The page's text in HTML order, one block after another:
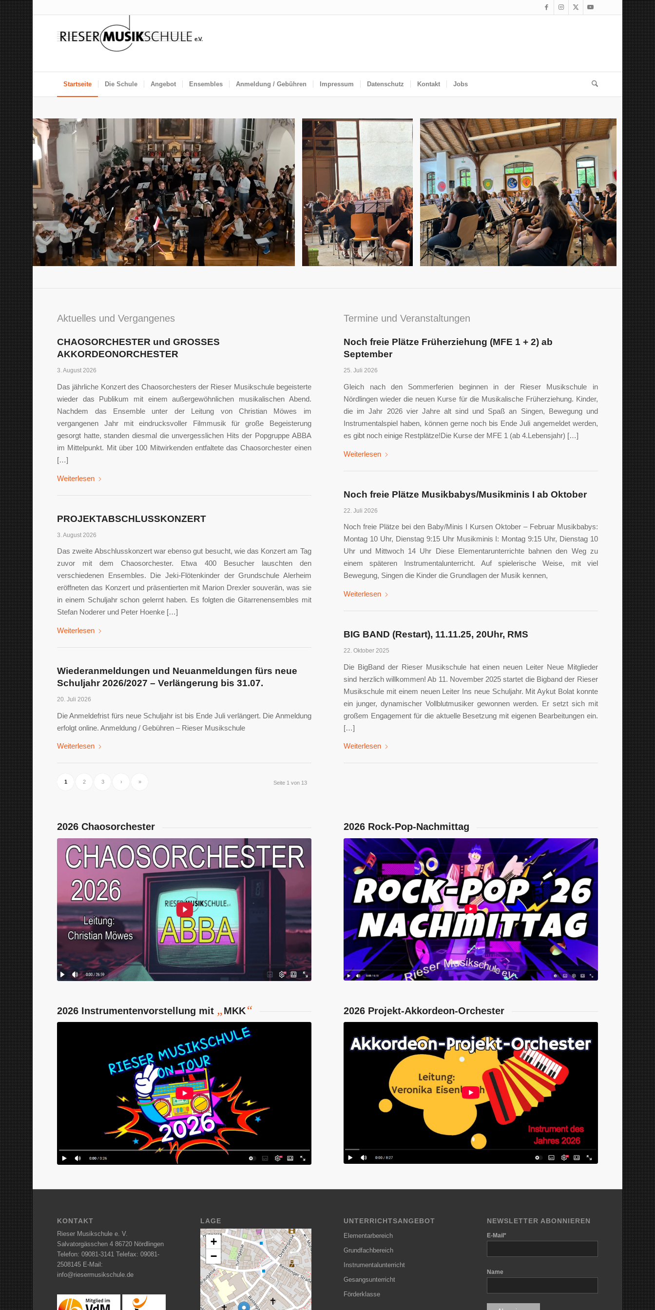
Startseite Die Schule Angebot Ensembles Anmeldung / Gebühren Impressum Datenschutz Kontakt Jobs
Aktuelles und Vergangenes
CHAOSORCHESTER und GROSSES
AKKORDEONORCHESTER
3. August 2026
Das jährliche Konzert des Chaosorchesters der Rieser Musikschule begeisterte
wieder das Publikum mit einem außergewöhnlichen musikalischen Abend.
Nachdem das Ensemble unter der Leitung von Christian Möwes im
vergangenen Jahr mit eindrucksvoller Filmmusik für große Begeisterung
gesorgt hatte, standen diesmal die unvergesslichen Hits der Popgruppe ABBA
im Mittelpunkt. Mit über 100 Mitwirkenden entfaltete das Chaosorchester einen
[…]
Weiterlesen
PROJEKTABSCHLUSSKONZERT
3. August 2026
Das zweite Abschlusskonzert war ebenso gut besucht, wie das Konzert am Tag
zuvor mit dem Chaosorchester. Etwa 400 Besucher lauschten den
verschiedenen Ensembles. Die Jeki-Flötenkinder der Grundschule Alerheim
eröffneten das Konzert und präsentierten mit Marion Drexler souverän, was sie
in einem Schuljahr schon gelernt haben. Es folgten die Gitarrenensembles mit
Stefan Noderer und Peter Hoenke […]
Weiterlesen
Wiederanmeldungen und Neuanmeldungen fürs neue
Schuljahr 2026/2027 – Verlängerung bis 31.07.
20. Juli 2026
Die Anmeldefrist fürs neue Schuljahr ist bis Ende Juli verlängert. Die Anmeldung
erfolgt online. Anmeldung / Gebühren – Rieser Musikschule
Weiterlesen
Seite 1 von 13
1 2 3 › »
Termine und Veranstaltungen
Noch freie Plätze Früherziehung (MFE 1 + 2) ab
September
25. Juli 2026
Gleich nach den Sommerferien beginnen in der Rieser Musikschule in
Nördlingen wieder die neuen Kurse für die Musikalische Früherziehung. Kinder,
die im Jahr 2026 vier Jahre alt sind und Spaß an Singen, Bewegung und
Instrumentalspiel haben, können gerne noch bis Ende Juli angemeldet werden,
es gibt noch einige Restplätze!Die Kurse der MFE 1 (ab 4.Lebensjahr) […]
Weiterlesen
Noch freie Plätze Musikbabys/Musikminis I ab Oktober
22. Juli 2026
Noch freie Plätze bei den Baby/Minis I Kursen Oktober – Februar Musikbabys:
Montag 10 Uhr, Dienstag 9:15 Uhr Musikminis I: Montag 9:15 Uhr, Dienstag 10
Uhr und Mittwoch 14 Uhr Diese Elementarunterrichte bahnen den Weg zu
einem späteren Instrumentalunterricht. Auf spielerische Weise, mit viel
Bewegung, Singen die Kinder die Grundlagen der Musik kennen,
Weiterlesen
BIG BAND (Restart), 11.11.25, 20Uhr, RMS
22. Oktober 2025
Die BigBand der Rieser Musikschule hat einen neuen Leiter Neue Mitglieder
sind herzlich willkommen! Ab 11. November 2025 startet die Bigband der Rieser
Musikschule mit einem neuen Leiter Ins neue Schuljahr. Mit Aykut Bolat konnte
ein junger, dynamischer Vollblutmusiker gewonnen werden. Er setzt sich mit
großem Engagement für die aktuelle Besetzung mit eigenen Bearbeitungen ein.
[…]
Weiterlesen
2026 Chaosorchester 2026 Rock-Pop-Nachmittag
2026 Instrumentenvorstellung mit „MKK“ 2026 Projekt-Akkordeon-Orchester
KONTAKT
Rieser Musikschule e. V.
Salvatorgässchen 4 86720 Nördlingen
Telefon: 09081-3141 Telefax: 09081-
2508145 E-Mail:
info@riesermusikschule.de
LAGE
+
−
UNTERRICHTSANGEBOT
Elementarbereich
Grundfachbereich
Instrumentalunterricht
Gesangsunterricht
Förderklasse
NEWSLETTER ABONNIEREN
E-Mail*
Name